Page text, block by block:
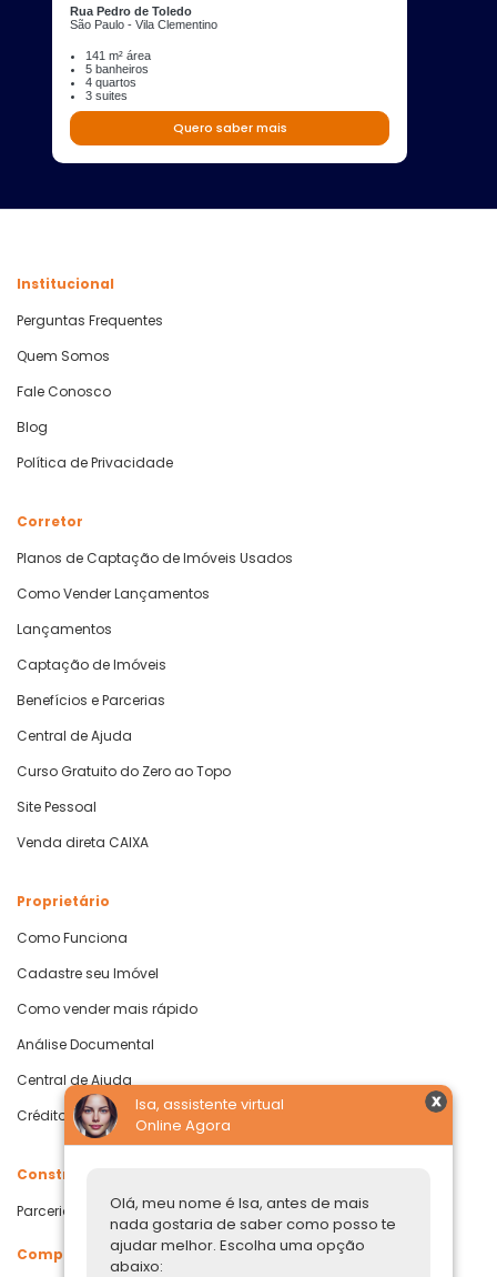
Rua Pedro de Toledo
São Paulo - Vila Clementino
141 m² área
5 banheiros
4 quartos
3 suites
Quero saber mais
Isa, assistente virtual
Online Agora
Olá, meu nome é Isa, antes de mais
nada gostaria de saber como posso te
ajudar melhor. Escolha uma opção
abaixo:
Institucional
Perguntas Frequentes
Quem Somos
Fale Conosco
Blog
Política de Privacidade
Corretor
Planos de Captação de Imóveis Usados
Como Vender Lançamentos
Lançamentos
Captação de Imóveis
Benefícios e Parcerias
Central de Ajuda
Curso Gratuito do Zero ao Topo
Site Pessoal
Venda direta CAIXA
Proprietário
Como Funciona
Cadastre seu Imóvel
Como vender mais rápido
Análise Documental
Central de Ajuda
Crédito com Garantia de Imóvel
Construtoras
Parcerias Imobiliárias
Comprar ou alugar